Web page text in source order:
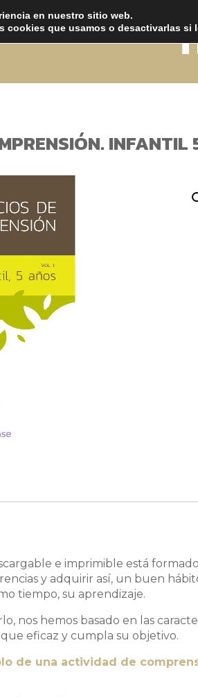
INFANTIL
e imprimible está
y adquirir así, un buen
tiempo, su aprendizaje.
nos hemos basado en las
eficaz y cumpla su objetivo.
de una actividad de
en nuestro sitio web.
cookies que usamos o desactivarlas si